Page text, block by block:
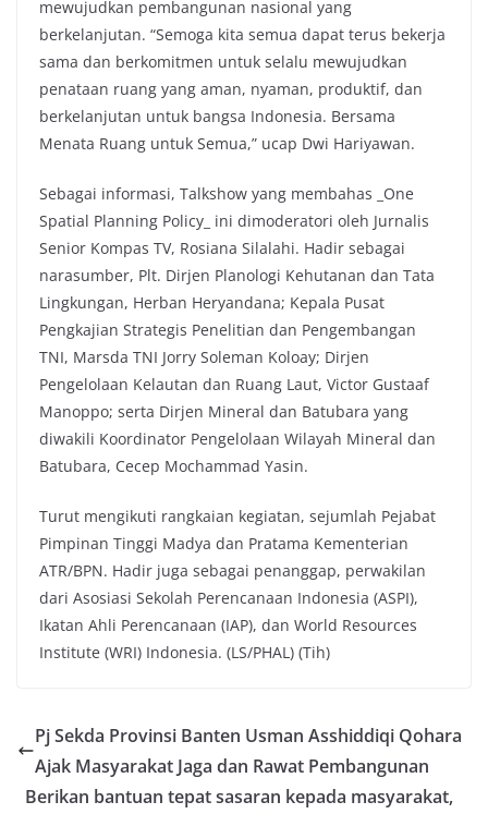
mewujudkan pembangunan nasional yang
berkelanjutan. “Semoga kita semua dapat terus bekerja
sama dan berkomitmen untuk selalu mewujudkan
penataan ruang yang aman, nyaman, produktif, dan
berkelanjutan untuk bangsa Indonesia. Bersama
Menata Ruang untuk Semua,” ucap Dwi Hariyawan.
Sebagai informasi, Talkshow yang membahas _One
Spatial Planning Policy_ ini dimoderatori oleh Jurnalis
Senior Kompas TV, Rosiana Silalahi. Hadir sebagai
narasumber, Plt. Dirjen Planologi Kehutanan dan Tata
Lingkungan, Herban Heryandana; Kepala Pusat
Pengkajian Strategis Penelitian dan Pengembangan
TNI, Marsda TNI Jorry Soleman Koloay; Dirjen
Pengelolaan Kelautan dan Ruang Laut, Victor Gustaaf
Manoppo; serta Dirjen Mineral dan Batubara yang
diwakili Koordinator Pengelolaan Wilayah Mineral dan
Batubara, Cecep Mochammad Yasin.
Turut mengikuti rangkaian kegiatan, sejumlah Pejabat
Pimpinan Tinggi Madya dan Pratama Kementerian
ATR/BPN. Hadir juga sebagai penanggap, perwakilan
dari Asosiasi Sekolah Perencanaan Indonesia (ASPI),
Ikatan Ahli Perencanaan (IAP), dan World Resources
Institute (WRI) Indonesia. (LS/PHAL) (Tih)
Pj Sekda Provinsi Banten Usman Asshiddiqi Qohara
Ajak Masyarakat Jaga dan Rawat Pembangunan
Berikan bantuan tepat sasaran kepada masyarakat,